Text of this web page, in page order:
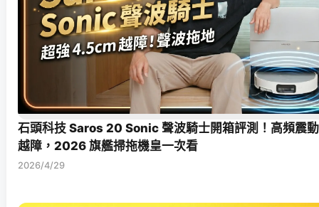
石頭科技 Saros 20 Sonic 聲波騎士開箱評測！高頻震
越障，2026 旗艦掃拖機皇一次看
2026/4/29